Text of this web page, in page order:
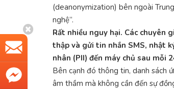
(deanonymization) bên ngoài
nghệ”.
Rất nhiều nguy hại. Các
thập và gửi tin nhắn SMS, nhật
nhân (PII) đến máy chủ sau mỗi
Bên cạnh đó thông tin, danh sách
âm thầm mà không cần đến sự